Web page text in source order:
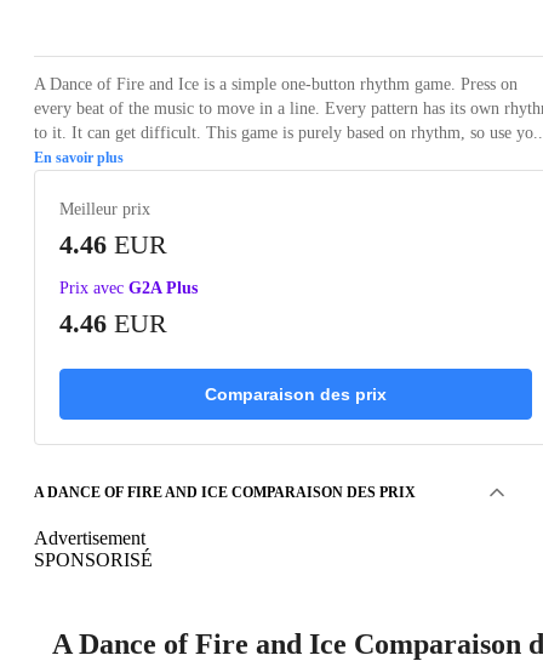
A Dance of Fire and Ice is a simple one-button rhythm game. Press on
every beat of the music to move in a line. Every pattern has its own
to it. It can get difficult. This game is purely based on rhythm, so use
En savoir plus
Meilleur prix
4.46 EUR
Prix avec G2A Plus
4.46 EUR
Comparaison des prix
A DANCE OF FIRE AND ICE COMPARAISON DES PRIX
Advertisement
SPONSORISÉ
A Dance of Fire and Ice Comparaison